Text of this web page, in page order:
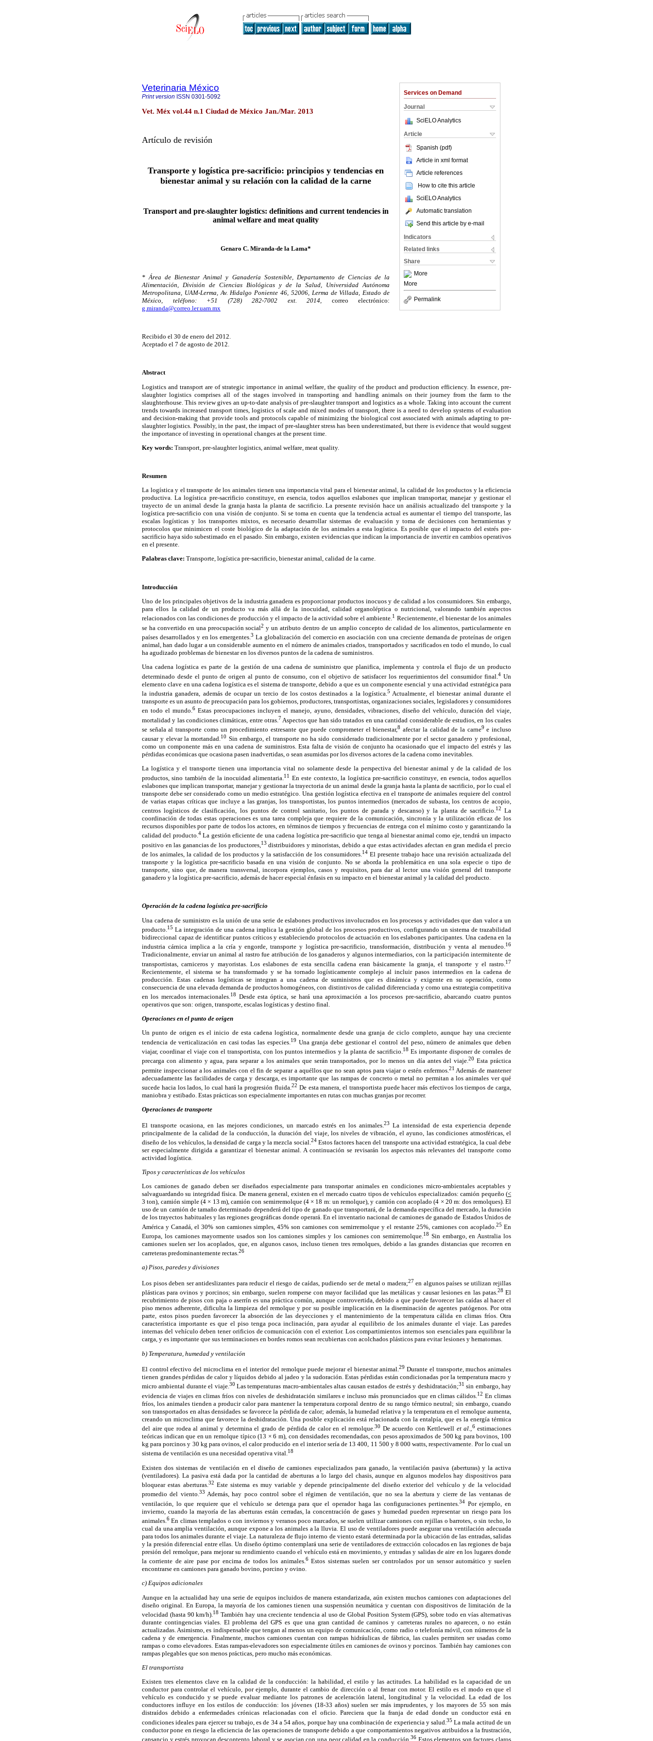
Services on Demand
Journal
SciELO Analytics
Article
Spanish (pdf)
Article in xml format
Article references
How to cite this article
SciELO Analytics
Automatic translation
Send this article by e-mail
Indicators
Related links
Share
More
More
Permalink
Veterinaria México
Print version ISSN 0301-5092
Vet. Méx vol.44 n.1 Ciudad de México Jan./Mar. 2013
Artículo de revisión
Transporte y logística pre-sacrificio: principios y tendencias en
bienestar animal y su relación con la calidad de la carne
Transport and pre-slaughter logistics: definitions and current tendencies in
animal welfare and meat quality
Genaro C. Miranda-de la Lama*
* Área de Bienestar Animal y Ganadería Sostenible, Departamento de Ciencias de la
Alimentación, División de Ciencias Biológicas y de la Salud, Universidad Autónoma
Metropolitana, UAM-Lerma, Av. Hidalgo Poniente 46, 52006, Lerma de Villada, Estado de
México, teléfono: +51 (728) 282-7002 ext. 2014,
correo electrónico:
g.miranda@correo.ler.uam.mx
Recibido el 30 de enero del 2012.
Aceptado el 7 de agosto de 2012.
Abstract
Logistics and transport are of strategic importance in animal welfare, the quality of the product and production efficiency. In essence, pre-
slaughter logistics comprises all of the stages involved in transporting and handling animals on their journey from the farm to the
slaughterhouse. This review gives an up-to-date analysis of pre-slaughter transport and logistics as a whole. Taking into account the current
trends towards increased transport times, logistics of scale and mixed modes of transport, there is a need to develop systems of evaluation
and decision-making that provide tools and protocols capable of minimizing the biological cost associated with animals adapting to pre-
slaughter logistics. Possibly, in the past, the impact of pre-slaughter stress has been underestimated, but there is evidence that would suggest
the importance of investing in operational changes at the present time.
Key words: Transport, pre-slaughter logistics, animal welfare, meat quality.
Resumen
La logística y el transporte de los animales tienen una importancia vital para el bienestar animal, la calidad de los productos y la eficiencia
productiva. La logística pre-sacrificio constituye, en esencia, todos aquellos eslabones que implican transportar, manejar y gestionar el
trayecto de un animal desde la granja hasta la planta de sacrificio. La presente revisión hace un análisis actualizado del transporte y la
logística pre-sacrificio con una visión de conjunto. Si se toma en cuenta que la tendencia actual es aumentar el tiempo del transporte, las
escalas logísticas y los transportes mixtos, es necesario desarrollar sistemas de evaluación y toma de decisiones con herramientas y
protocolos que minimicen el coste biológico de la adaptación de los animales a esta logística. Es posible que el impacto del estrés pre-
sacrificio haya sido subestimado en el pasado. Sin embargo, existen evidencias que indican la importancia de invertir en cambios operativos
en el presente.
Palabras clave: Transporte, logística pre-sacrificio, bienestar animal, calidad de la carne.
Introducción
Uno de los principales objetivos de la industria ganadera es proporcionar productos inocuos y de calidad a los consumidores. Sin embargo,
para ellos la calidad de un producto va más allá de la inocuidad, calidad organoléptica o nutricional, valorando también aspectos
relacionados con las condiciones de producción y el impacto de la actividad sobre el ambiente.1 Recientemente, el bienestar de los animales
se ha convertido en una preocupación social2 y un atributo dentro de un amplio concepto de calidad de los alimentos, particularmente en
países desarrollados y en los emergentes.3 La globalización del comercio en asociación con una creciente demanda de proteínas de origen
animal, han dado lugar a un considerable aumento en el número de animales criados, transportados y sacrificados en todo el mundo, lo cual
ha agudizado problemas de bienestar en los diversos puntos de la cadena de suministros.
Una cadena logística es parte de la gestión de una cadena de suministro que planifica, implementa y controla el flujo de un producto
determinado desde el punto de origen al punto de consumo, con el objetivo de satisfacer los requerimientos del consumidor final.4 Un
elemento clave en una cadena logística es el sistema de transporte, debido a que es un componente esencial y una actividad estratégica para
la industria ganadera, además de ocupar un tercio de los costos destinados a la logística. 5 Actualmente, el bienestar animal durante el
transporte es un asunto de preocupación para los gobiernos, productores, transportistas, organizaciones sociales, legisladores y consumidores
en todo el mundo.6 Estas preocupaciones incluyen el manejo, ayuno, densidades, vibraciones, diseño del vehículo, duración del viaje,
mortalidad y las condiciones climáticas, entre otras. 7 Aspectos que han sido tratados en una cantidad considerable de estudios, en los cuales
se señala al transporte como un procedimiento estresante que puede comprometer el bienestar,8 afectar la calidad de la carne9 e incluso
causar y elevar la mortandad.10 Sin embargo, el transporte no ha sido considerado tradicionalmente por el sector ganadero y profesional,
como un componente más en una cadena de suministros. Esta falta de visión de conjunto ha ocasionado que el impacto del estrés y las
pérdidas económicas que ocasiona pasen inadvertidas, o sean asumidas por los diversos actores de la cadena como inevitables.
La logística y el transporte tienen una importancia vital no solamente desde la perspectiva del bienestar animal y de la calidad de los
productos, sino también de la inocuidad alimentaria. 11 En este contexto, la logística pre-sacrificio constituye, en esencia, todos aquellos
eslabones que implican transportar, manejar y gestionar la trayectoria de un animal desde la granja hasta la planta de sacrificio, por lo cual el
transporte debe ser considerado como un medio estratégico. Una gestión logística efectiva en el transporte de animales requiere del control
de varias etapas críticas que incluye a las granjas, los transportistas, los puntos intermedios (mercados de subasta, los centros de acopio,
centros logísticos de clasificación, los puntos de control sanitario, los puntos de parada y descanso) y la planta de sacrificio.12 La
coordinación de todas estas operaciones es una tarea compleja que requiere de la comunicación, sincronía y la utilización eficaz de los
recursos disponibles por parte de todos los actores, en términos de tiempos y frecuencias de entrega con el mínimo costo y garantizando la
calidad del producto.4La gestión eficiente de una cadena logística pre-sacrificio que tenga al bienestar animal como eje, tendrá un impacto
positivo en las ganancias de los productores, 13 distribuidores y minoristas, debido a que estas actividades afectan en gran medida el precio
de los animales, la calidad de los productos y la satisfacción de los consumidores.14 El presente trabajo hace una revisión actualizada del
transporte y la logística pre-sacrificio basada en una visión de conjunto. No se aborda la problemática en una sola especie o tipo de
transporte, sino que, de manera transversal, incorpora ejemplos, casos y requisitos, para dar al lector una visión general del transporte
ganadero y la logística pre-sacrificio, además de hacer especial énfasis en su impacto en el bienestar animal y la calidad del producto.
Operación de la cadena logística pre-sacrificio
Una cadena de suministro es la unión de una serie de eslabones productivos involucrados en los procesos y actividades que dan valor a un
producto. 15 La integración de una cadena implica la gestión global de los procesos productivos, configurando un sistema de trazabilidad
bidireccional capaz de identificar puntos críticos y estableciendo protocolos de actuación en los eslabones participantes. Una cadena en la
industria cárnica implica a la cría y engorde, transporte y logística pre-sacrificio, transformación, distribución y venta al menudeo.16
Tradicionalmente, enviar un animal al rastro fue atribución de los ganaderos y algunos intermediarios, con la participación intermitente de
transportistas, carniceros y mayoristas. Los eslabones de esta sencilla cadena eran básicamente la granja, el transporte y el rastro. 17
Recientemente, el sistema se ha transformado y se ha tornado logísticamente complejo al incluir pasos intermedios en la cadena de
producción. Estas cadenas logísticas se integran a una cadena de suministros que es dinámica y exigente en su operación, como
consecuencia de una elevada demanda de productos homogéneos, con distintivos de calidad diferenciada y como una estrategia competitiva
en los mercados internacionales. 18 Desde esta óptica, se hará una aproximación a los procesos pre-sacrificio, abarcando cuatro puntos
operativos que son: origen, transporte, escalas logísticas y destino final.
Operaciones en el punto de origen
Un punto de origen es el inicio de esta cadena logística, normalmente desde una granja de ciclo completo, aunque hay una creciente
tendencia de verticalización en casi todas las especies. 19 Una granja debe gestionar el control del peso, número de animales que deben
viajar, coordinar el viaje con el transportista, con los puntos intermedios y la planta de sacrificio. 18 Es importante disponer de corrales de
precarga con alimento y agua, para separar a los animales que serán transportados, por lo menos un día antes del viaje.20 Esta práctica
permite inspeccionar a los animales con el fin de separar a aquéllos que no sean aptos para viajar o estén enfermos. 21 Además de mantener
adecuadamente las facilidades de carga y descarga, es importante que las rampas de concreto o metal no permitan a los animales ver qué
sucede hacia los lados, lo cual hará la progresión fluida. 22 De esta manera, el transportista puede hacer más efectivos los tiempos de carga,
maniobra y estibado. Estas prácticas son especialmente importantes en rutas con muchas granjas por recorrer.
Operaciones de transporte
El transporte ocasiona, en las mejores condiciones, un marcado estrés en los animales. 23 La intensidad de esta experiencia depende
principalmente de la calidad de la conducción, la duración del viaje, los niveles de vibración, el ayuno, las condiciones atmosféricas, el
diseño de los vehículos, la densidad de carga y la mezcla social. 24Estos factores hacen del transporte una actividad estratégica, la cual debe
ser especialmente dirigida a garantizar el bienestar animal. A continuación se revisarán los aspectos más relevantes del transporte como
actividad logística.
Tipos y características de los vehículos
Los camiones de ganado deben ser diseñados especialmente para transportar animales en condiciones micro-ambientales aceptables y
salvaguardando su integridad física. De manera general, existen en el mercado cuatro tipos de vehículos especializados: camión pequeño (<
3 ton), camión simple (4 × 13 m), camión con semirremolque (4 × 18 m: un remolque), y camión con acoplado (4 × 20 m: dos remolques). El
uso de un camión de tamaño determinado dependerá del tipo de ganado que transportará, de la demanda específica del mercado, la duración
de los trayectos habituales y las regiones geográficas donde operará. En el inventario nacional de camiones de ganado de Estados Unidos de
América y Canadá, el 30% son camiones simples, 45% son camiones con semirremolque y el restante 25%, camiones con acoplado. 25 En
Europa, los camiones mayormente usados son los camiones simples y los camiones con semirremolque. 18 Sin embargo, en Australia los
camiones suelen ser los acoplados, que, en algunos casos, incluso tienen tres remolques, debido a las grandes distancias que recorren en
carreteras predominantemente rectas.26
a) Pisos, paredes y divisiones
Los pisos deben ser antideslizantes para reducir el riesgo de caídas, pudiendo ser de metal o madera;27 en algunos países se utilizan rejillas
plásticas para ovinos y porcinos; sin embargo, suelen romperse con mayor facilidad que las metálicas y causar lesiones en las patas.28 El
recubrimiento de pisos con paja o aserrín es una práctica común, aunque controvertida, debido a que puede favorecer las caídas al hacer el
piso menos adherente, dificulta la limpieza del remolque y por su posible implicación en la diseminación de agentes patógenos. Por otra
parte, estos pisos pueden favorecer la absorción de las deyecciones y el mantenimiento de la temperatura cálida en climas fríos. Otra
característica importante es que el piso tenga poca inclinación, para ayudar al equilibrio de los animales durante el viaje. Las paredes
internas del vehículo deben tener orificios de comunicación con el exterior. Los compartimientos internos son esenciales para equilibrar la
carga, y es importante que sus terminaciones en bordes romos sean recubiertas con acolchados plásticos para evitar lesiones y hematomas.
b) Temperatura, humedad y ventilación
El control efectivo del microclima en el interior del remolque puede mejorar el bienestar animal.29 Durante el transporte, muchos animales
tienen grandes pérdidas de calor y líquidos debido al jadeo y la sudoración. Estas pérdidas están condicionadas por la temperatura macro y
micro ambiental durante el viaje.30 Las temperaturas macro-ambientales altas causan estados de estrés y deshidratación;31 sin embargo, hay
evidencia de viajes en climas fríos con niveles de deshidratación similares e incluso más pronunciados que en climas cálidos. 12 En climas
fríos, los animales tienden a producir calor para mantener la temperatura corporal dentro de su rango térmico neutral; sin embargo, cuando
son transportados en altas densidades se favorece la pérdida de calor; además, la humedad relativa y la temperatura en el remolque aumenta,
creando un microclima que favorece la deshidratación. Una posible explicación está relacionada con la entalpía, que es la energía térmica
del aire que rodea al animal y determina el grado de pérdida de calor en el remolque.30 De acuerdo con Kettlewell et al.,6estimaciones
teóricas indican que en un remolque típico (13 × 6 m), con densidades recomendadas, con pesos aproximados de 500 kg para bovinos, 100
kg para porcinos y 30 kg para ovinos, el calor producido en el interior sería de 13 400, 11 500 y 8 000 watts, respectivamente. Por lo cual un
sistema de ventilación es una necesidad operativa vital.18
Existen dos sistemas de ventilación en el diseño de camiones especializados para ganado, la ventilación pasiva (aberturas) y la activa
(ventiladores). La pasiva está dada por la cantidad de aberturas a lo largo del chasis, aunque en algunos modelos hay dispositivos para
bloquear estas aberturas. 32 Este sistema es muy variable y depende principalmente del diseño exterior del vehículo y de la velocidad
promedio del viento.33 Además, hay poco control sobre el régimen de ventilación, que no sea la abertura y cierre de las ventanas de
ventilación, lo que requiere que el vehículo se detenga para que el operador haga las configuraciones pertinentes.34 Por ejemplo, en
invierno, cuando la mayoría de las aberturas están cerradas, la concentración de gases y humedad pueden representar un riesgo para los
animales. 6 En climas templados o con inviernos y veranos poco marcados, se suelen utilizar camiones con rejillas o barrotes, o sin techo, lo
cual da una amplia ventilación, aunque expone a los animales a la lluvia. El uso de ventiladores puede asegurar una ventilación adecuada
para todos los animales durante el viaje. La naturaleza de flujo interno de viento estará determinada por la ubicación de las entradas, salidas
y la presión diferencial entre ellas. Un diseño óptimo contemplará una serie de ventiladores de extracción colocados en las regiones de baja
presión del remolque, para mejorar su rendimiento cuando el vehículo está en movimiento, y entradas y salidas de aire en los lugares donde
la corriente de aire pase por encima de todos los animales.6Estos sistemas suelen ser controlados por un sensor automático y suelen
encontrarse en camiones para ganado bovino, porcino y ovino.
c) Equipos adicionales
Aunque en la actualidad hay una serie de equipos incluidos de manera estandarizada, aún existen muchos camiones con adaptaciones del
diseño original. En Europa, la mayoría de los camiones tienen una suspensión neumática y cuentan con dispositivos de limitación de la
velocidad (hasta 90 km/h). 18 También hay una creciente tendencia al uso de Global Position System (GPS), sobre todo en vías alternativas
durante contingencias viales. El problema del GPS es que una gran cantidad de caminos y carreteras rurales no aparecen, o no están
actualizadas. Asimismo, es indispensable que tengan al menos un equipo de comunicación, como radio o telefonía móvil, con números de la
cadena y de emergencia. Finalmente, muchos camiones cuentan con rampas hidráulicas de fábrica, las cuales permiten ser usadas como
rampas o como elevadores. Estas rampas-elevadores son especialmente útiles en camiones de ovinos y porcinos. También hay camiones con
rampas plegables que son menos prácticas, pero mucho más económicas.
El transportista
Existen tres elementos clave en la calidad de la conducción: la habilidad, el estilo y las actitudes. La habilidad es la capacidad de un
conductor para controlar el vehículo, por ejemplo, durante el cambio de dirección o al frenar con motor. El estilo es el modo en que el
vehículo es conducido y se puede evaluar mediante los patrones de aceleración lateral, longitudinal y la velocidad. La edad de los
conductores influye en los estilos de conducción: los jóvenes (18-33 años) suelen ser más imprudentes, y los mayores de 55 son más
distraídos debido a enfermedades crónicas relacionadas con el oficio. Pareciera que la franja de edad donde un conductor está en
condiciones ideales para ejercer su trabajo, es de 34 a 54 años, porque hay una combinación de experiencia y salud. 35 La mala actitud de un
conductor pone en riesgo la eficiencia de las operaciones de transporte debido a que comportamientos negativos atribuidos a la frustración,
cansancio y estrés provocan descontento laboral y se asocian con una peor calidad en la conducción. 36 Estos elementos son factores claros